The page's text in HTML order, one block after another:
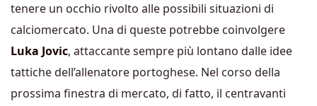
tenere un occhio rivolto alle possibili situazioni di
calciomercato. Una di queste potrebbe coinvolgere
Luka Jovic, attaccante sempre più lontano dalle idee
tattiche dell’allenatore portoghese. Nel corso della
prossima finestra di mercato, di fatto, il centravanti